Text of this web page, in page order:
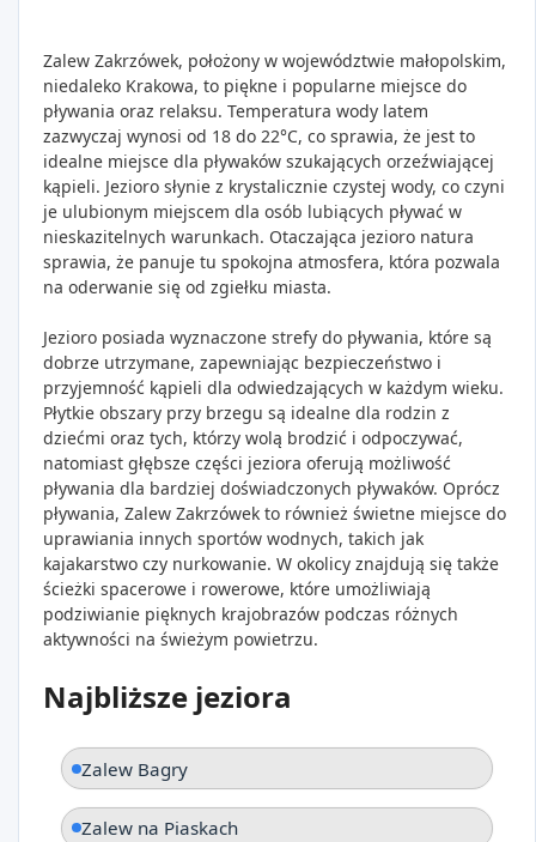
Zalew Zakrzówek, położony w województwie małopolskim,
niedaleko Krakowa, to piękne i popularne miejsce do
pływania oraz relaksu. Temperatura wody latem
zazwyczaj wynosi od 18 do 22°C, co sprawia, że jest to
idealne miejsce dla pływaków szukających orzeźwiającej
kąpieli. Jezioro słynie z krystalicznie czystej wody, co czyni
je ulubionym miejscem dla osób lubiących pływać w
nieskazitelnych warunkach. Otaczająca jezioro natura
sprawia, że panuje tu spokojna atmosfera, która pozwala
na oderwanie się od zgiełku miasta.
Jezioro posiada wyznaczone strefy do pływania, które są
dobrze utrzymane, zapewniając bezpieczeństwo i
przyjemność kąpieli dla odwiedzających w każdym wieku.
Płytkie obszary przy brzegu są idealne dla rodzin z
dziećmi oraz tych, którzy wolą brodzić i odpoczywać,
natomiast głębsze części jeziora oferują możliwość
pływania dla bardziej doświadczonych pływaków. Oprócz
pływania, Zalew Zakrzówek to również świetne miejsce do
uprawiania innych sportów wodnych, takich jak
kajakarstwo czy nurkowanie. W okolicy znajdują się także
ścieżki spacerowe i rowerowe, które umożliwiają
podziwianie pięknych krajobrazów podczas różnych
aktywności na świeżym powietrzu.
Najbliższe jeziora
Zalew Bagry
Zalew na Piaskach